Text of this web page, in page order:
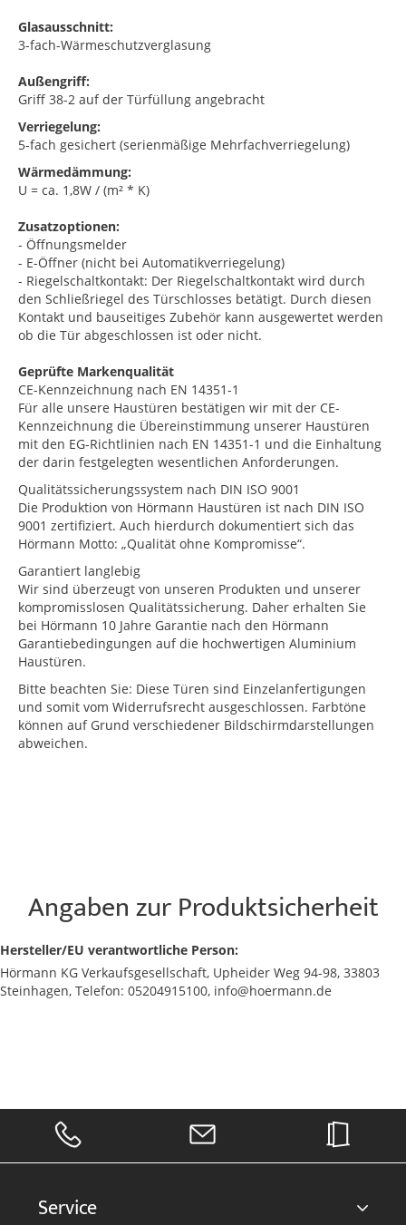
Glasausschnitt:
3-fach-Wärmeschutzverglasung
Außengriff:
Griff 38-2 auf der Türfüllung angebracht
Verriegelung:
5-fach gesichert (serienmäßige Mehrfachverriegelung)
Wärmedämmung:
U = ca. 1,8W / (m² * K)
Zusatzoptionen:
- Öffnungsmelder
- E-Öffner (nicht bei Automatikverriegelung)
- Riegelschaltkontakt: Der Riegelschaltkontakt wird durch
den Schließriegel des Türschlosses betätigt. Durch diesen
Kontakt und bauseitiges Zubehör kann ausgewertet werden
ob die Tür abgeschlossen ist oder nicht.
Geprüfte Markenqualität
CE-Kennzeichnung nach EN 14351-1
Für alle unsere Haustüren bestätigen wir mit der CE-
Kennzeichnung die Übereinstimmung unserer Haustüren
mit den EG-Richtlinien nach EN 14351-1 und die Einhaltung
der darin festgelegten wesentlichen Anforderungen.
Qualitätssicherungssystem nach DIN ISO 9001
Die Produktion von Hörmann Haustüren ist nach DIN ISO
9001 zertifiziert. Auch hierdurch dokumentiert sich das
Hörmann Motto: „Qualität ohne Kompromisse“.
Garantiert langlebig
Wir sind überzeugt von unseren Produkten und unserer
kompromisslosen Qualitätssicherung. Daher erhalten Sie
bei Hörmann 10 Jahre Garantie nach den Hörmann
Garantiebedingungen auf die hochwertigen Aluminium
Haustüren.
Bitte beachten Sie: Diese Türen sind Einzelanfertigungen
und somit vom Widerrufsrecht ausgeschlossen. Farbtöne
können auf Grund verschiedener Bildschirmdarstellungen
abweichen.
Angaben zur Produktsicherheit
Hersteller/EU verantwortliche Person:
Hörmann KG Verkaufsgesellschaft, Upheider Weg 94-98, 33803
Steinhagen, Telefon: 05204915100, info@hoermann.de
Service